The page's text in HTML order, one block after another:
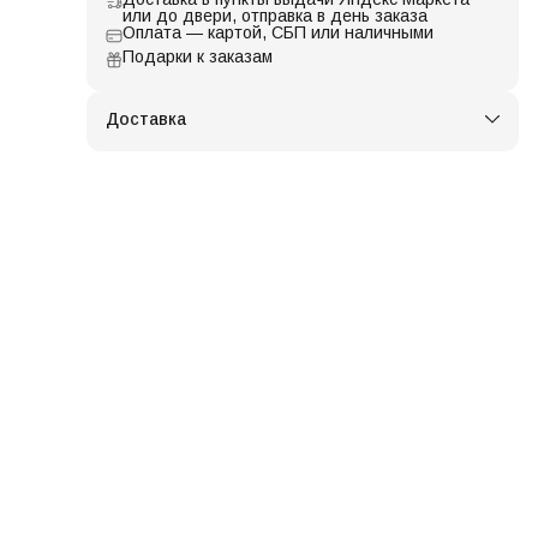
или до двери, отправка в день заказа
Оплата — картой, СБП или наличными
Подарки к заказам
Доставка